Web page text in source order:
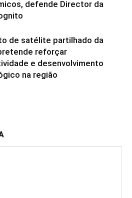
defende Director da
de satélite partilhado da
reforçar
e desenvolvimento
na região